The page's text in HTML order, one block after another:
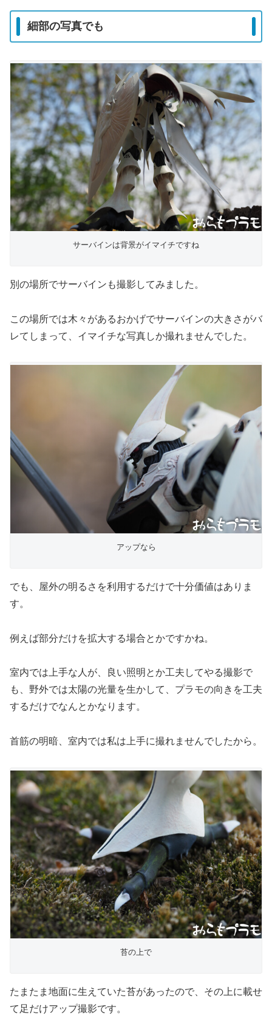
細部の写真でも
サーバインは背景がイマイチですね
別の場所でサーバインも撮影してみました。
この場所では木々があるおかげでサーバインの大きさがバ
レてしまって、イマイチな写真しか撮れませんでした。
アップなら
でも、屋外の明るさを利用するだけで十分価値はありま
す。
例えば部分だけを拡大する場合とかですかね。
室内では上手な人が、良い照明とか工夫してやる撮影で
も、野外では太陽の光量を生かして、プラモの向きを工夫
するだけでなんとかなります。
首筋の明暗、室内では私は上手に撮れませんでしたから。
苔の上で
たまたま地面に生えていた苔があったので、その上に載せ
て足だけアップ撮影です。